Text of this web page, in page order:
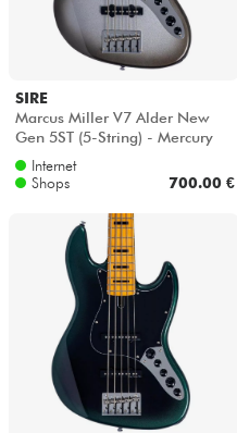
SIRE
Marcus Miller V7 Alder New
Gen 5ST (5-String) - Mercury
Internet
Shops
700.00 €